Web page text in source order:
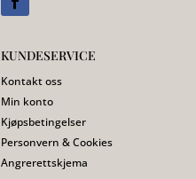
KUNDESERVICE
Kontakt oss
Min konto
Kjøpsbetingelser
Personvern & Cookies
Angrerettskjema